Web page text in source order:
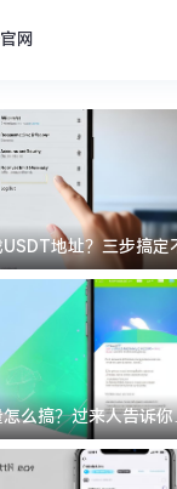
网
载
地址？三步搞定
么搞？过来人告诉你